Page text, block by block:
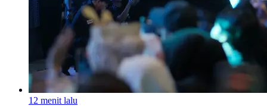
12 menit lalu